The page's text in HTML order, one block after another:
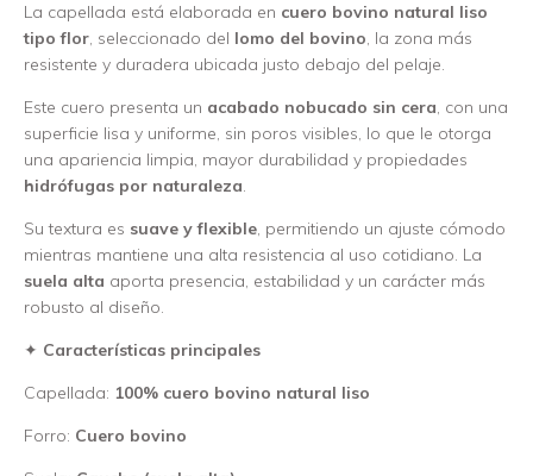
La capellada está elaborada en cuero bovino natural liso
tipo flor, seleccionado del lomo del bovino, la zona más
resistente y duradera ubicada justo debajo del pelaje.
Este cuero presenta un acabado nobucado sin cera, con una
superficie lisa y uniforme, sin poros visibles, lo que le otorga
una apariencia limpia, mayor durabilidad y propiedades
hidrófugas por naturaleza.
Su textura es suave y flexible, permitiendo un ajuste cómodo
mientras mantiene una alta resistencia al uso cotidiano. La
suela alta aporta presencia, estabilidad y un carácter más
robusto al diseño.
✦ Características principales
Capellada: 100% cuero bovino natural liso
Forro: Cuero bovino